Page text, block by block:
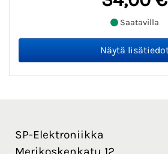
Saatavilla
SP-Elektroniikka